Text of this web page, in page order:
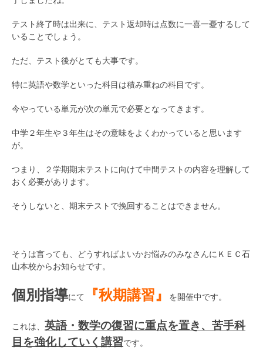
テスト終了時は出来に、テスト返却時は点数に一喜一憂するして
いることでしょう。
ただ、テスト後がとても大事です。
特に英語や数学といった科目は積み重ねの科目です。
今やっている単元が次の単元で必要となってきます。
中学２年生や３年生はその意味をよくわかっていると思います
が。
つまり、２学期期末テストに向けて中間テストの内容を理解して
おく必要があります。
そうしないと、期末テストで挽回することはできません。
そうは言っても、どうすればよいかお悩みのみなさんにＫＥＣ石
山本校からお知らせです。
個別指導にて 『秋期講習』 を開催中です。
これは、 英語・数学の復習に重点を置き、苦手科
目を強化していく講習です。